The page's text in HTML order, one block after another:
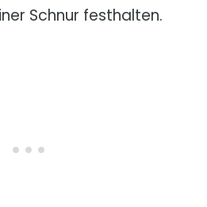
Schnur festhalten.